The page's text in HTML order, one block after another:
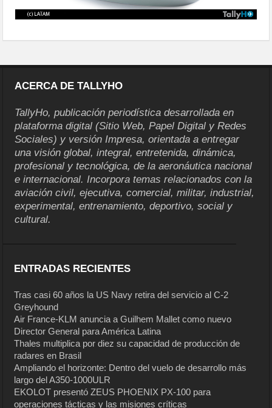
ACERCA DE TALLYHO
TallyHo, publicación periodística desarrollada en
plataforma digital (Sitio Web, Papel Digital y Redes
Sociales) y versión Impresa, orientada a entregar
una visión global, integral, entretenida, dinámica,
profesional y tecnológica, de la aeronáutica nacional
e internacional. Incorpora temas relacionados con la
aviación civil, ejecutiva, comercial, militar, industrial,
experimental, entrenamiento, deportivo, social y
cultural.
ENTRADAS RECIENTES
Tras casi 60 años la US Navy retira del servicio al C-2
Greyhound
Air France-KLM anuncia a Guilhem Mallet como nuevo
Director General para América Latina
Thales multiplica por diez su capacidad de producción de
radares en Brasil
Ampliando el horizonte: Dentro del vuelo de desarrollo más
largo del A350-1000ULR
EKOLOT presentó ZEUS PHOENIX PX-100 para
operaciones tácticas y las misiones críticas